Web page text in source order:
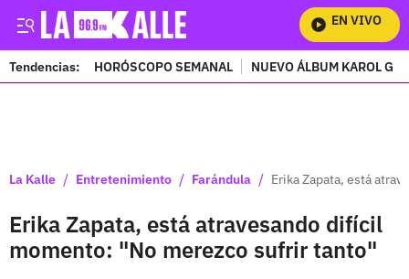
EN VIVO
Tendencias: HORÓSCOPO SEMANAL NUEVO ÁLBUM KAROL G
La Kalle / Entretenimiento / Farándula / Erika Zapata, está
Erika Zapata, está atravesando difícil
momento: "No merezco sufrir tanto"